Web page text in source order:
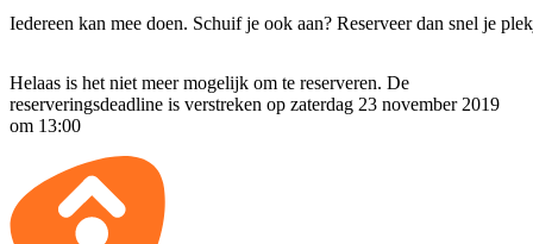
Iedereen kan mee doen. Schuif je ook aan? Reserveer dan snel je
Helaas is het niet meer mogelijk om te reserveren. De
reserveringsdeadline is verstreken op zaterdag 23 november 2019
om 13:00